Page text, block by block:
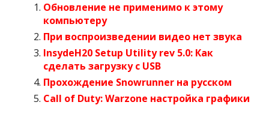
Обновление не применимо к этому
компьютеру
При воспроизведении видео нет звука
InsydeH20 Setup Utility rev 5.0: Как
сделать загрузку с USB
Прохождение Snowrunner на русском
Call of Duty: Warzone настройка графики